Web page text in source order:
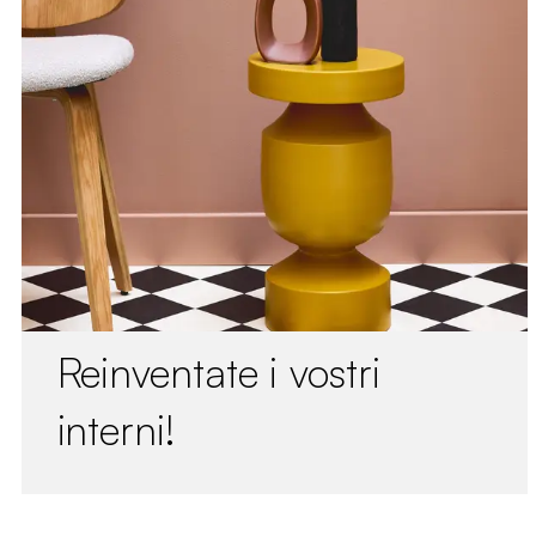
Reinventate i vostri
interni!